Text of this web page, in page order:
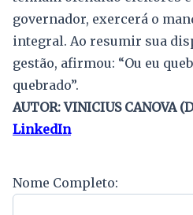
governador, exercerá o
integral. Ao resumir sua
gestão, afirmou: “Ou eu
quebrado”.
AUTOR: VINICIUS CANOVA
LinkedIn
Nome Completo: